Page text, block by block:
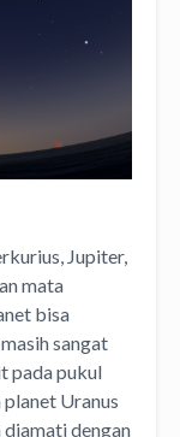
Jupiter,
mata
bisa
sangat
pada pukul
Uranus
dengan